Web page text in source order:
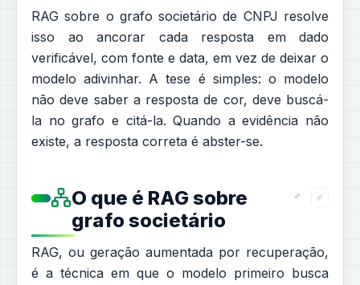
RAG sobre o grafo societário de CNPJ resolve
isso ao ancorar cada resposta em dado
verificável, com fonte e data, em vez de deixar o
modelo adivinhar. A tese é simples: o modelo
não deve saber a resposta de cor, deve buscá-
la no grafo e citá-la. Quando a evidência não
existe, a resposta correta é abster-se.
O que é RAG sobre
grafo societário
RAG, ou geração aumentada por recuperação,
é a técnica em que o modelo primeiro busca